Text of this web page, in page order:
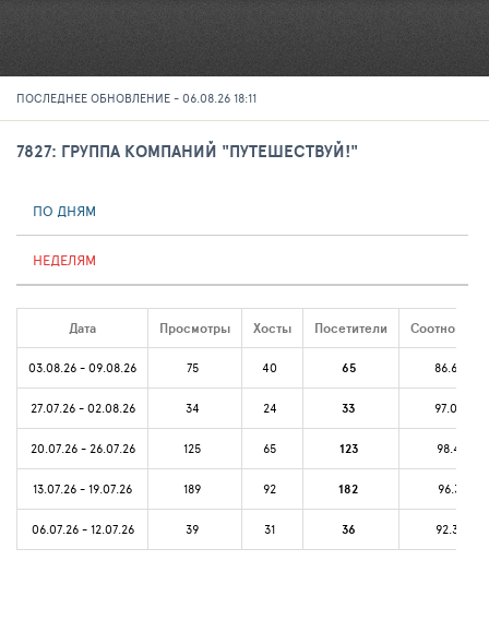
ПОСЛЕДНЕЕ ОБНОВЛЕНИЕ - 06.08.26 18:11
7827: ГРУППА КОМПАНИЙ "ПУТЕШЕСТВУЙ!"
ПО ДНЯМ
НЕДЕЛЯМ
Дата Просмотры Хосты Посетители
03.08.26 - 09.08.26 75 40 65 86.67%
27.07.26 - 02.08.26 34 24 33 97.06%
20.07.26 - 26.07.26 125 65 123 98.4%
13.07.26 - 19.07.26 189 92 182 96.3%
06.07.26 - 12.07.26 39 31 36 92.31%